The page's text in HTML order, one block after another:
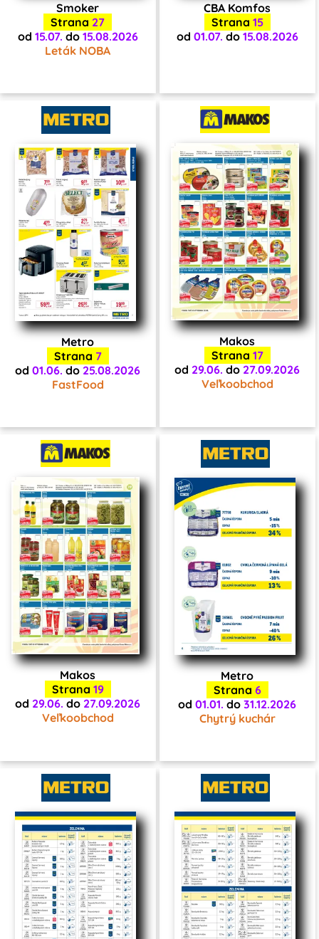
Smoker
Strana 27
od 15.07. do 15.08.2026
Leták NOBA
CBA Komfos
Strana 15
od 01.07. do 15.08.2026
Metro
Strana 7
od 01.06. do 25.08.2026
FastFood
Makos
Strana 17
od 29.06. do 27.09.2026
Veľkoobchod
Makos
Strana 19
od 29.06. do 27.09.2026
Veľkoobchod
Metro
Strana 6
od 01.01. do 31.12.2026
Chytrý kuchár